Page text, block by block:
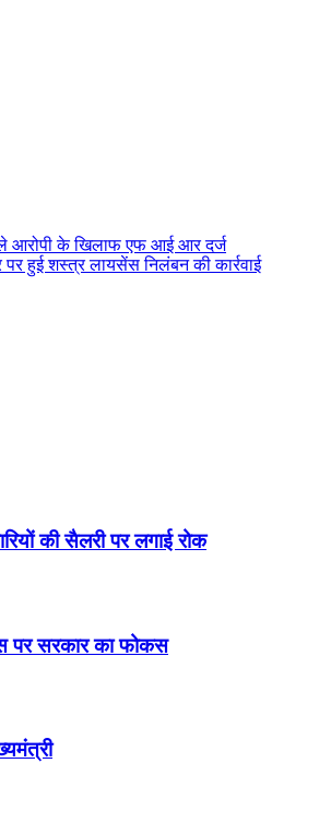
आरोपी के खिलाफ एफ आई आर दर्ज
हुई शस्त्र लायसेंस निलंबन की कार्रवाई
की सैलरी पर लगाई रोक
पर सरकार का फोकस